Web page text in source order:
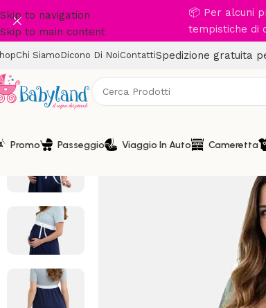
Skip to navigation
Skip to main content
📦 Per alcuni
tempistiche di
Chi Siamo Dicono Di NoiContattiSpedizione gratuita
Promo Passeggio Viaggio In Auto Cameretta